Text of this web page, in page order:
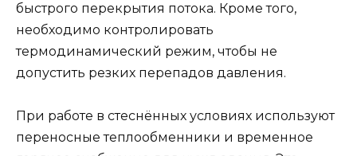
быстрого перекрытия потока. Кроме того,
необходимо контролировать
термодинамический режим, чтобы не
допустить резких перепадов давления.
При работе в стеснённых условиях используют
переносные теплообменники и временное